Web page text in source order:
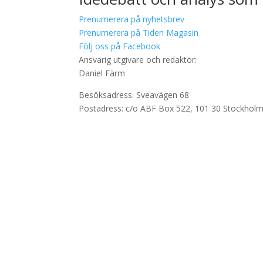
Prenumerera på nyhetsbrev
Prenumerera på Tiden Magasin
Följ oss på Facebook
Ansvarig utgivare och redaktör:
Daniel Färm
Besöksadress: Sveavägen 68
Postadress: c/o ABF Box 522, 101 30